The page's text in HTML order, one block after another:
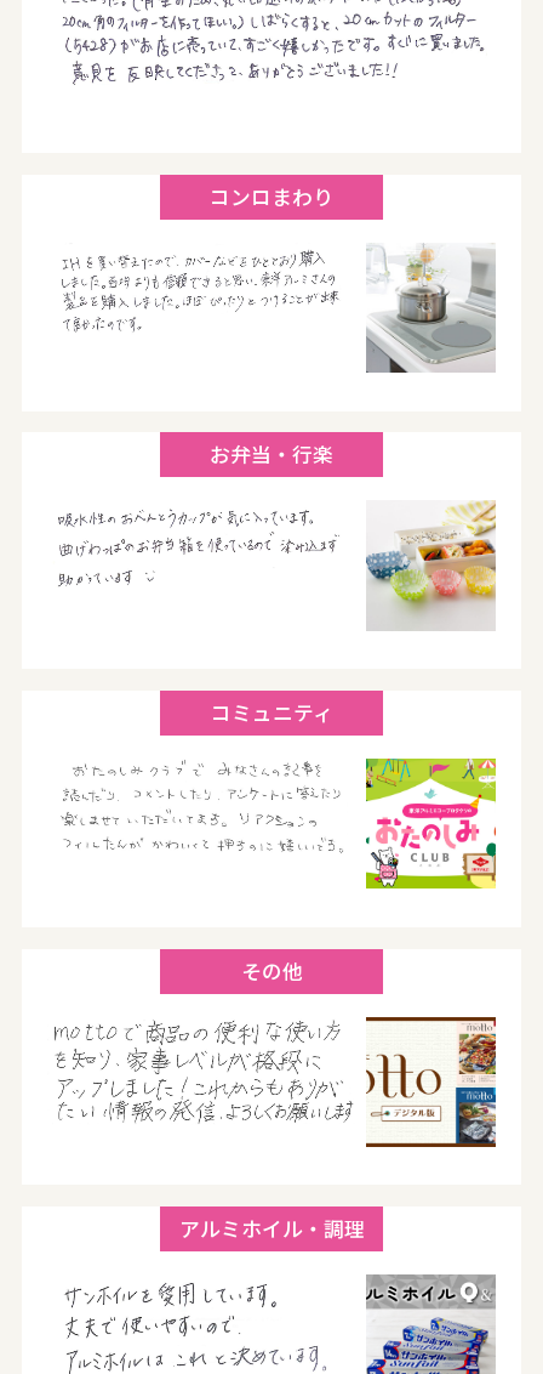
コンロまわり
お弁当・行楽
コミュニティ
その他
アルミホイル・調理